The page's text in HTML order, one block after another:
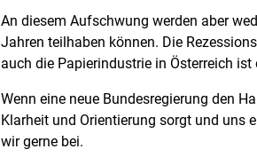
An diesem Aufschwung werden aber
Jahren teilhaben können. Die
auch die Papierindustrie in Österreich
Wenn eine neue Bundesregierung den
Klarheit und Orientierung sorgt und uns
wir gerne bei.